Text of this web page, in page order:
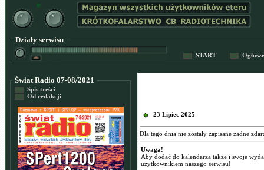
Działy serwisu
START
Świat Radio 07-08/2021
Spis treści
Od redakcji
23 Lipiec 2025
Dla tego dnia nie zostały zapisane żadne
Uwaga!
Aby dodać do kalendarza także i swoje
użytkownikiem naszego serwisu!